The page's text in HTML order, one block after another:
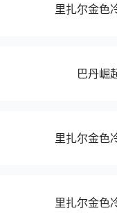
里扎尔金色
巴丹崛
里扎尔金色
里扎尔金色